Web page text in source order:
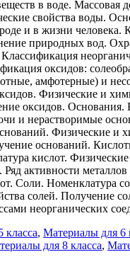
в воде. Массовая
свойства воды.
и в жизни человека.
природных вод.
оксидов:
амфотерные) и
Физические и
оксидов. Основания.
и нерастворимые
Физические и
оснований.
кислот.
Ряд активности
Соли. Номенклатура
солей. Получение
неорганических
класса, Материалы для 6
для 8 класса,